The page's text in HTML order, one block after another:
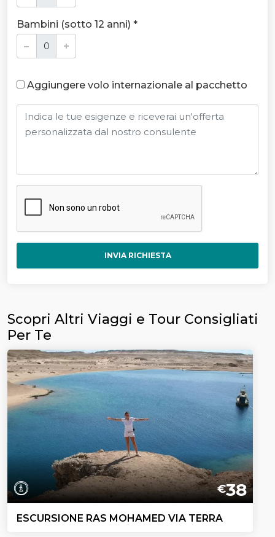
Bambini (sotto 12 anni) *
Aggiungere volo internazionale al pacchetto
INVIA RICHIESTA
Scopri Altri Viaggi e Tour Consigliati
Per Te
€38
ESCURSIONE RAS MOHAMED VIA TERRA